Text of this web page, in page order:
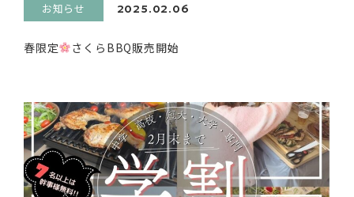
お知らせ 2025.02.06
春限定 さくらBBQ販売開始